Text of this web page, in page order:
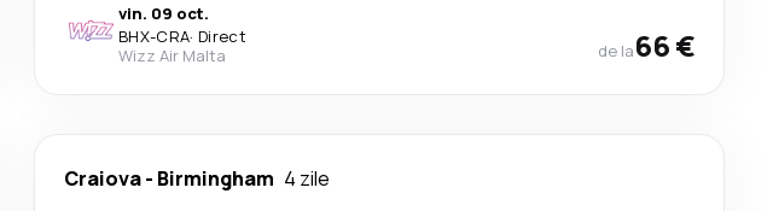
vin. 09 oct.
BHX-CRA· Direct
Wizz Air Malta
de la66 €
Craiova- Birmingham 4 zile